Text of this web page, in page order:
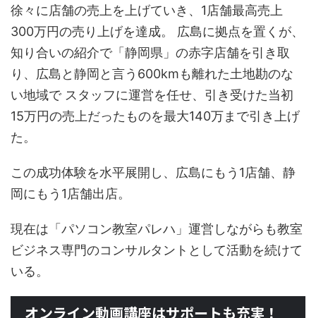
徐々に店舗の売上を上げていき、1店舗最高売上
300万円の売り上げを達成。 広島に拠点を置くが、
知り合いの紹介で「静岡県」の赤字店舗を引き取
り、広島と静岡と言う600kmも離れた土地勘のな
い地域で スタッフに運営を任せ、引き受けた当初
15万円の売上だったものを最大140万まで引き上げ
た。
この成功体験を水平展開し、広島にもう1店舗、静
岡にもう1店舗出店。
現在は「パソコン教室パレハ」運営しながらも教室
ビジネス専門のコンサルタントとして活動を続けて
いる。
オンライン動画講座はサポートも充実！